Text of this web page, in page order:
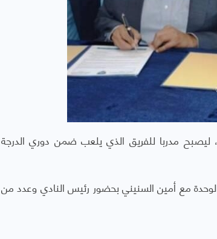
ليصبح مدربا للفريق الذي يلعب ضمن دوري الدرجة
مع أمين السنيني بحضور رئيس النادي وعدد من